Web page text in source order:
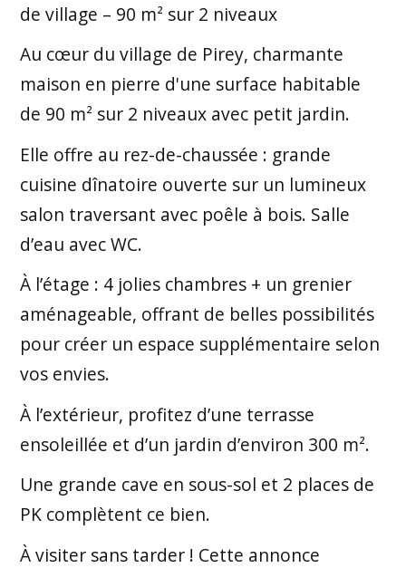
de village – 90 m² sur 2 niveaux
Au cœur du village de Pirey, charmante
maison en pierre d'une surface habitable
de 90 m² sur 2 niveaux avec petit jardin.
Elle offre au rez-de-chaussée : grande
cuisine dînatoire ouverte sur un lumineux
salon traversant avec poêle à bois. Salle
d’eau avec WC.
À l’étage : 4 jolies chambres + un grenier
aménageable, offrant de belles possibilités
pour créer un espace supplémentaire selon
vos envies.
À l’extérieur, profitez d’une terrasse
ensoleillée et d’un jardin d’environ 300 m².
Une grande cave en sous-sol et 2 places de
PK complètent ce bien.
À visiter sans tarder ! Cette annonce